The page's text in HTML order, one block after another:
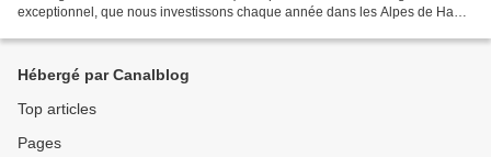
exceptionnel, que nous investissons chaque année dans les Alpes de Haute
Hébergé par Canalblog
Top articles
Pages